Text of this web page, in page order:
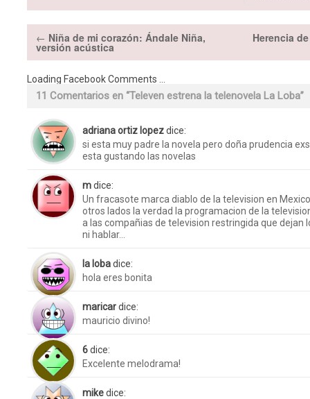
← Niña de mi corazón: Ándale Niña,
versión acústica
Herencia
Loading Facebook Comments ...
11 Comentarios en “Televen estrena la telenovela La Loba”
adriana ortiz lopezdice:
si esta muy padre la novela pero doña prudencia
esta gustando las novelas
mdice:
Un fracasote marca diablo de la television en
otros lados la verdad la programacion de la
a las compañias de television restringida que dejan
ni hablar…
la lobadice:
hola eres bonita
maricardice:
mauricio divino!
6dice:
Excelente melodrama!
mikedice: